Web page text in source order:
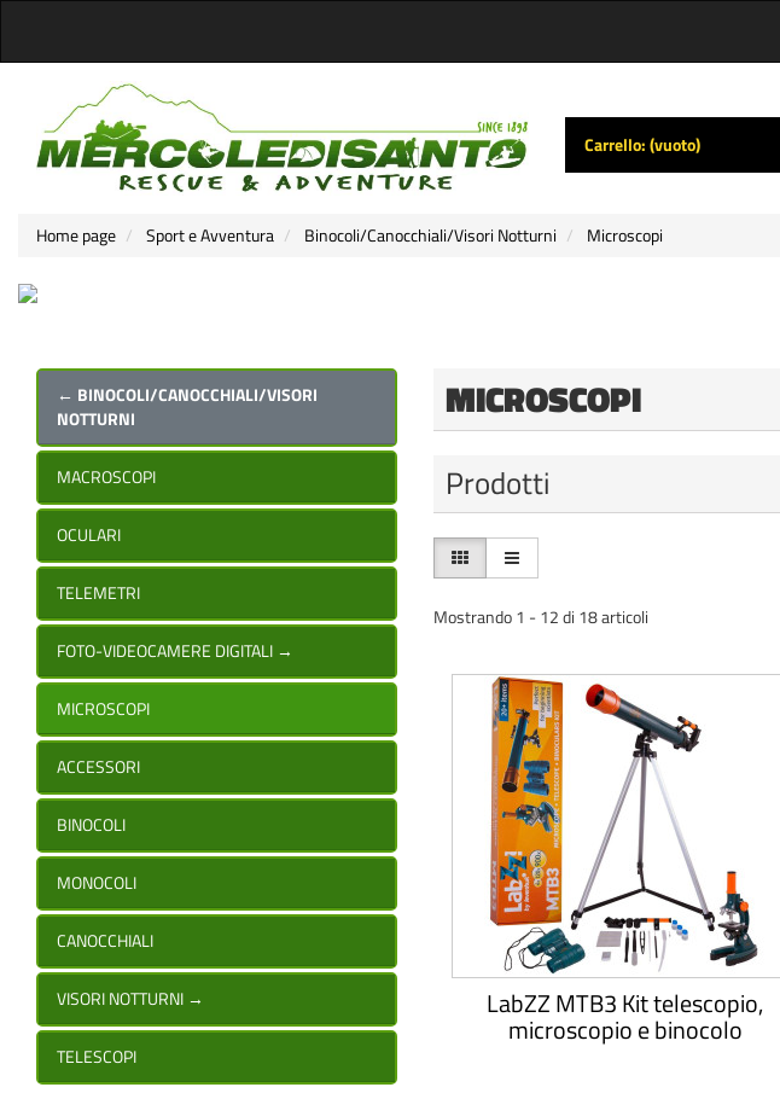
Carrello:(vuoto)
Home page Sport e Avventura Binocoli/Canocchiali/Visori Notturni Microscopi
← BINOCOLI/CANOCCHIALI/VISORI
NOTTURNI
MACROSCOPI
OCULARI
TELEMETRI
FOTO-VIDEOCAMERE DIGITALI →
MICROSCOPI
ACCESSORI
BINOCOLI
MONOCOLI
CANOCCHIALI
VISORI NOTTURNI →
TELESCOPI
MICROSCOPI
Prodotti
Mostrando 1 - 12 di 18 articoli
LabZZ MTB3 Kit telescopio,
microscopio e binocolo